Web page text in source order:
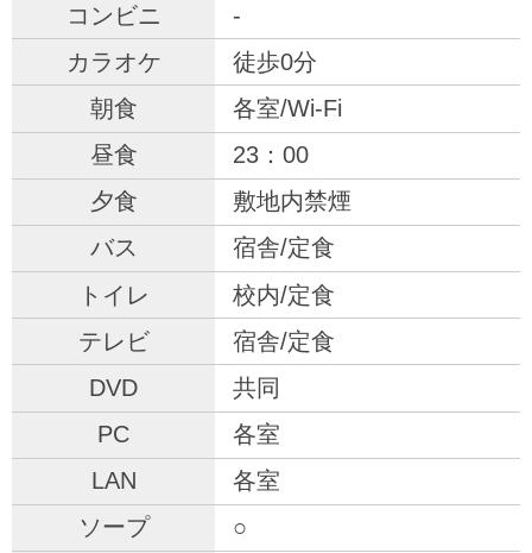
-
徒歩0分
各室/Wi-Fi
23：00
敷地内禁煙
宿舎/定食
校内/定食
宿舎/定食
共同
各室
各室
○